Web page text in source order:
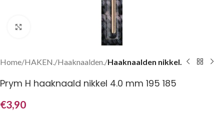
Home HAKEN. Haaknaalden. Haaknaalden nikkel.
Prym H haaknaald nikkel 4.0 mm 195 185
€3,90